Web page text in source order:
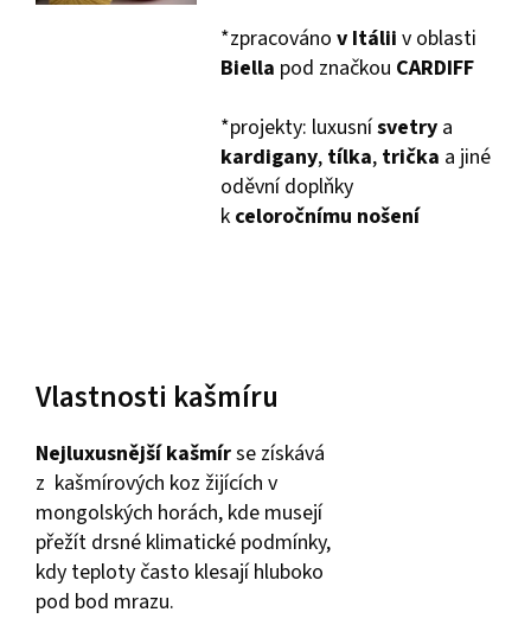
*zpracováno v Itálii v oblasti
Biella pod značkou CARDIFF
*projekty: luxusnísvetrya
kardigany, tílka, trička a jiné
oděvní doplňky
kceloročnímu nošení
Vlastnosti kašmíru
Nejluxusnější kašmírse získává
z kašmírových koz žijících v
mongolských horách, kde musejí
přežít drsné klimatické podmínky,
kdy teploty často klesají hluboko
pod bod mrazu.